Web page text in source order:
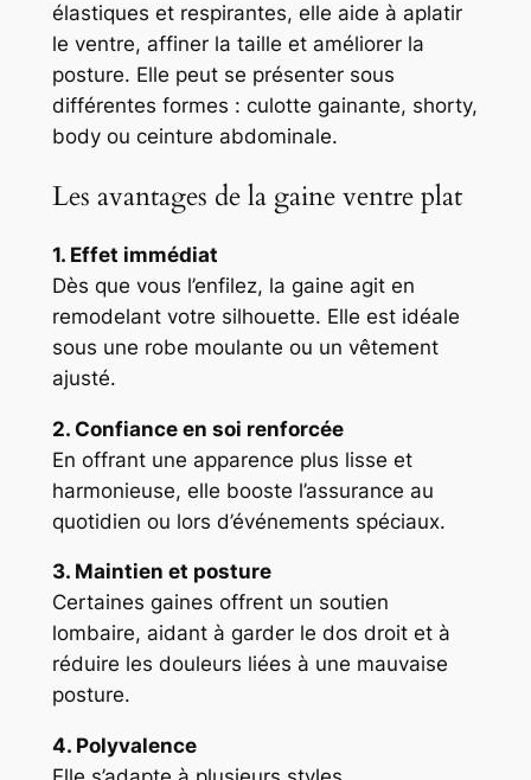
élastiques et respirantes, elle aide à aplatir
le ventre, affiner la taille et améliorer la
posture. Elle peut se présenter sous
différentes formes : culotte gainante, shorty,
body ou ceinture abdominale.
Les avantages de la gaine ventre plat
1. Effet immédiat
Dès que vous l’enfilez, la gaine agit en
remodelant votre silhouette. Elle est idéale
sous une robe moulante ou un vêtement
ajusté.
2. Confiance en soi renforcée
En offrant une apparence plus lisse et
harmonieuse, elle booste l’assurance au
quotidien ou lors d’événements spéciaux.
3. Maintien et posture
Certaines gaines offrent un soutien
lombaire, aidant à garder le dos droit et à
réduire les douleurs liées à une mauvaise
posture.
4. Polyvalence